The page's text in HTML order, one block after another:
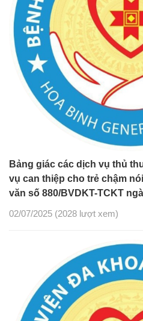
Bảng giác các dịch vụ thủ
vụ can thiệp cho trẻ chậm
văn số 880/BVDKT-TCKT
02/07/2025 (2028 lượt xem)